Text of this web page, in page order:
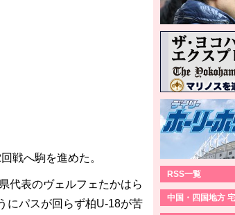
戦へ駒を進めた。
代表のヴェルフェたかはら
にパスが回らず柏U-18が苦
RSS一覧
中国・四国地方